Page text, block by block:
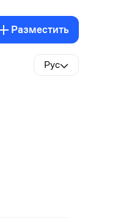
Разместить
Рус